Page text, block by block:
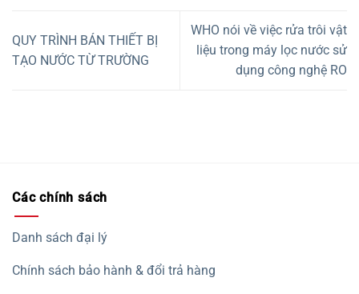
QUY TRÌNH BÁN THIẾT BỊ
TẠO NƯỚC TỪ TRƯỜNG
WHO nói về việc rửa trôi vật
liệu trong máy lọc nước sử
dụng công nghệ RO
Các chính sách
Danh sách đại lý
Chính sách bảo hành & đổi trả hàng